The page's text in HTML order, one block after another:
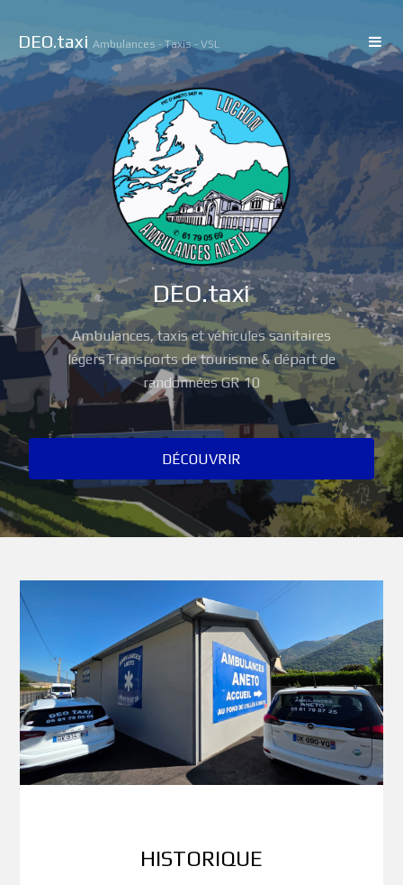
DEO.taxi Ambulances - Taxis - VSL
DEO.taxi
Ambulances, taxis et véhicules sanitaires
légersTransports de tourisme & départ de
randonnées GR 10
DÉCOUVRIR
HISTORIQUE